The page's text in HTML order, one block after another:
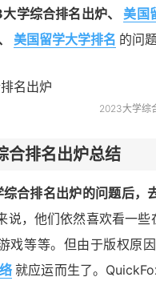
学综合排名出炉、 美国
美国留学大学排名 的问题
2023大学综
合排名出炉总结
合排名出炉的问题后，
说，他们依然喜欢看一
戏等等。但由于版权原
就应运而生了。